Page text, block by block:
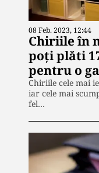
08 Feb. 2023, 12:44
Chiriile în
poți plăti
pentru o
Chiriile cele mai
iar cele mai
fel…